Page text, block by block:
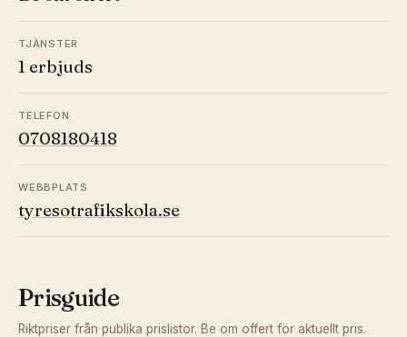
TJÄNSTER
1 erbjuds
TELEFON
0708180418
WEBBPLATS
tyresotrafikskola.se
Prisguide
Riktpriser från publika prislistor. Be om offert för aktuellt pris.